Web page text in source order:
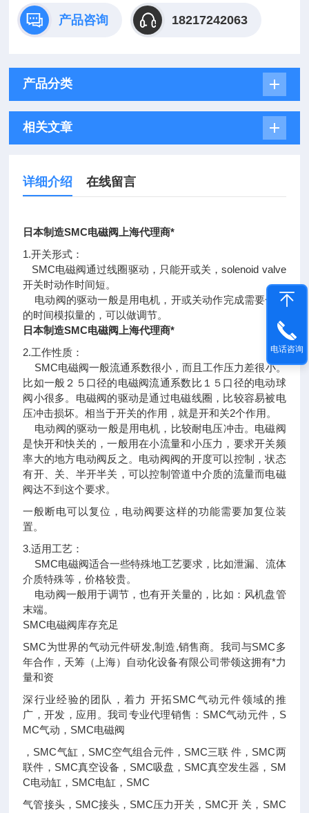
产品咨询 18217242063
产品分类
相关文章
详细介绍 在线留言
日本制造SMC电磁阀上海代理商*
1.开关形式：
SMC电磁阀通过线圈驱动，只能开或关，solenoid valve
开关时动作时间短。
电动阀的驱动一般是用电机，开或关动作完成需要一定
的时间模拟量的，可以做调节。
日本制造SMC电磁阀上海代理商*
2.工作性质：
SMC电磁阀一般流通系数很小，而且工作压力差很小。
比如一般２５口径的电磁阀流通系数比１５口径的电动球
阀小很多。电磁阀的驱动是通过电磁线圈，比较容易被电
压冲击损坏。相当于开关的作用，就是开和关2个作用。
电动阀的驱动一般是用电机，比较耐电压冲击。电磁阀
是快开和快关的，一般用在小流量和小压力，要求开关频
率大的地方电动阀反之。电动阀阀的开度可以控制，状态
有开、关、半开半关，可以控制管道中介质的流量而电磁
阀达不到这个要求。
一般断电可以复位，电动阀要这样的功能需要加复位装
置。
3.适用工艺：
SMC电磁阀适合一些特殊地工艺要求，比如泄漏、流体
介质特殊等，价格较贵。
电动阀一般用于调节，也有开关量的，比如：风机盘管
末端。
SMC电磁阀库存充足
SMC为世界的气动元件研发,制造,销售商。我司与SMC多
年合作，天筹（上海）自动化设备有限公司带领这拥有*力
量和资
深行业经验的团队，着力 开拓SMC气动元件领域的推
广，开发，应用。我司专业代理销售：SMC气动元件，S
MC气动，SMC电磁阀
，SMC气缸，SMC空气组合元件，SMC三联 件，SMC两
联件，SMC真空设备，SMC吸盘，SMC真空发生器，SM
C电动缸，SMC电缸，SMC
气管接头，SMC接头，SMC压力开关，SMC开 关，SMC
电话咨询